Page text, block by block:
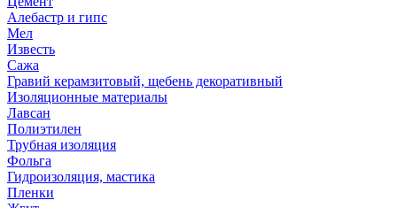
Алебастр и гипс
Мел
Известь
Сажа
Гравий керамзитовый, щебень декоративный
Изоляционные материалы
Лавсан
Полиэтилен
Трубная изоляция
Фольга
Гидроизоляция, мастика
Пленки